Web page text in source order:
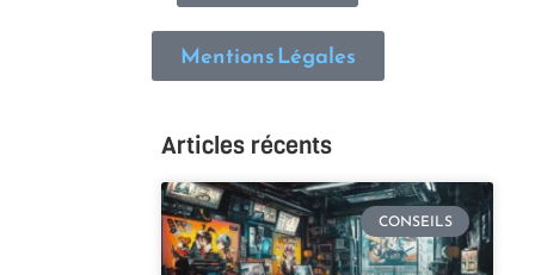
Mentions Légales
Articles récents
CONSEILS